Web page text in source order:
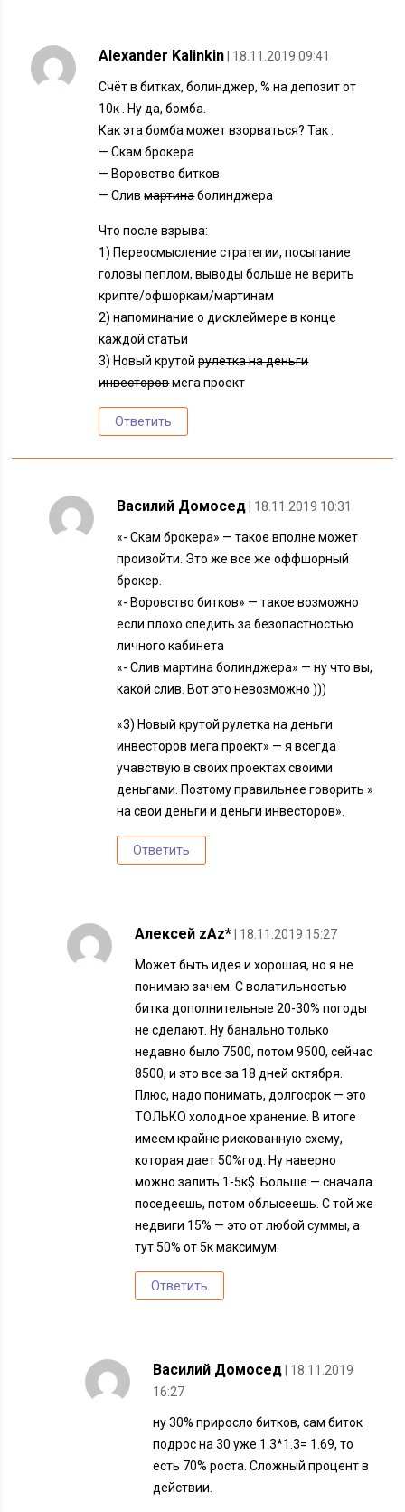
Alexander Kalinkin | 18.11.2019 09:41
Счёт в битках, болинджер, % на депозит от
10к . Ну да, бомба.
Как эта бомба может взорваться? Так :
— Скам брокера
— Воровство битков
— Сливмартинаболинджера
Что после взрыва:
1) Переосмысление стратегии, посыпание
головы пеплом, выводы больше не верить
крипте/офшоркам/мартинам
2) напоминание о дисклеймере в конце
каждой статьи
3) Новый крутойрулетка на деньги
инвесторовмега проект
Ответить
Василий Домосед | 18.11.2019 10:31
«- Скам брокера» — такое вполне может
произойти. Это же все же оффшорный
брокер.
«- Воровство битков» — такое возможно
если плохо следить за безопастностью
личного кабинета
«- Слив мартина болинджера» — ну что вы,
какой слив. Вот это невозможно )))
«3) Новый крутой рулетка на деньги
инвесторов мега проект» — я всегда
учавствую в своих проектах своими
деньгами. Поэтому правильнее говорить »
на свои деньги и деньги инвесторов».
Ответить
Алексей zAz* | 18.11.2019 15:27
Может быть идея и хорошая, но я не
понимаю зачем. С волатильностью
битка дополнительные 20-30% погоды
не сделают. Ну банально только
недавно было 7500, потом 9500, сейчас
8500, и это все за 18 дней октября.
Плюс, надо понимать, долгосрок — это
ТОЛЬКО холодное хранение. В итоге
имеем крайне рискованную схему,
которая дает 50%год. Ну наверно
можно залить 1-5к$. Больше — сначала
поседеешь, потом облысеешь. С той же
недвиги 15% — это от любой суммы, а
тут 50% от 5к максимум.
Ответить
Василий Домосед
| 18.11.2019
16:27
ну 30% приросло битков, сам биток
подрос на 30 уже 1.3*1.3= 1.69, то
есть 70% роста. Сложный процент в
действии.